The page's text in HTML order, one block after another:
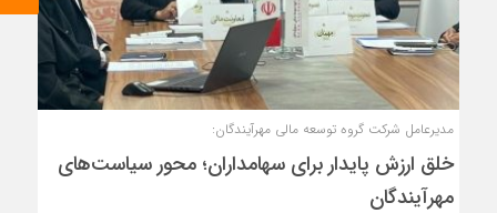
مدیرعامل شرکت گروه توسعه مالی مهرآیندگان:
خلق ارزش پایدار برای سهامداران؛ محور سیاست‌های
مهرآیندگان